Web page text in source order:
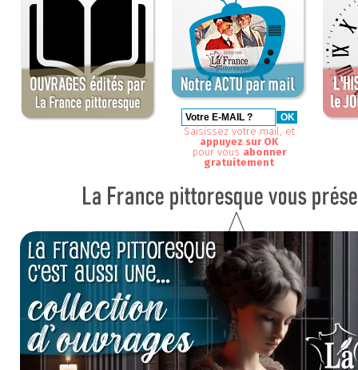
Saisissez votre mail, et
appuyez sur OK
pour vous abonner
gratuitement